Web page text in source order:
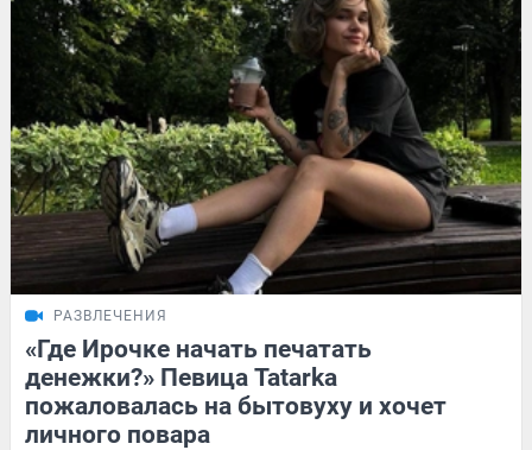
РАЗВЛЕЧЕНИЯ
«Где Ирочке начать печатать
денежки?» Певица Tatarka
пожаловалась на бытовуху и хочет
личного повара